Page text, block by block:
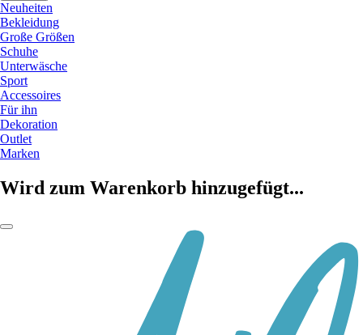
Neuheiten
Bekleidung
Große Größen
Schuhe
Unterwäsche
Sport
Accessoires
Für ihn
Dekoration
Outlet
Marken
Wird zum Warenkorb hinzugefügt...